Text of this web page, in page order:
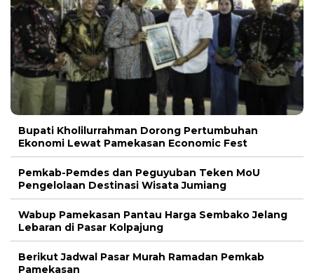
Bupati Kholilurrahman Dorong Pertumbuhan
Ekonomi Lewat Pamekasan Economic Fest
Pemkab-Pemdes dan Peguyuban Teken MoU
Pengelolaan Destinasi Wisata Jumiang
Wabup Pamekasan Pantau Harga Sembako Jelang
Lebaran di Pasar Kolpajung
Berikut Jadwal Pasar Murah Ramadan Pemkab
Pamekasan